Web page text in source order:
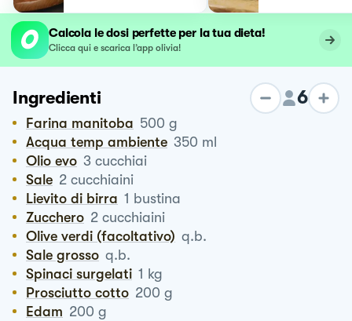
Calcola le dosi perfette per la tua dieta!
Clicca qui e scarica l’app olivia!
Ingredienti 6
Farina manitoba 500 g
Acqua temp ambiente 350 ml
Olio evo 3 cucchiai
Sale 2 cucchiaini
Lievito di birra 1 bustina
Zucchero 2 cucchiaini
Olive verdi (facoltativo) q.b.
Sale grosso q.b.
Spinaci surgelati 1 kg
Prosciutto cotto 200 g
Edam 200 g